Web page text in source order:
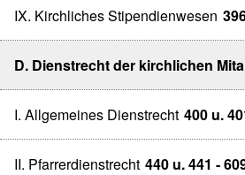
IX. Kirchliches Stipendienwesen
D. Dienstrecht der kirchlichen
I. Allgemeines Dienstrecht 400 u.
II. Pfarrerdienstrecht 440 u. 441 -